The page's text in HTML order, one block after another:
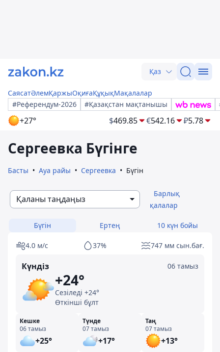
Қаз
СаясатӘлемҚаржыОқиғаҚұқықМақалалар
#Референдум-2026
#Қазақстан мақтанышы
+27° $469.85 €542.16 ₽5.78
Сергеевка Бүгінге
Басты Ауа райы Сергеевка Бүгін
Қаланы таңдаңыз
Барлық
қалалар
Бүгін Ертең 10 күн бойы
4.0 м/с 37% 747 мм сын.бағ.
Күндіз 06 тамыз
+24°
Сезіледі +24°
Өткінші бұлт
Кешке
06 тамыз
+25°
Түнде
07 тамыз
+17°
Таң
07 тамыз
+13°